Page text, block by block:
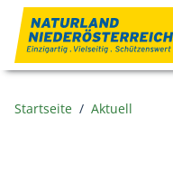
Zum Inhalt
Startseite Aktuell